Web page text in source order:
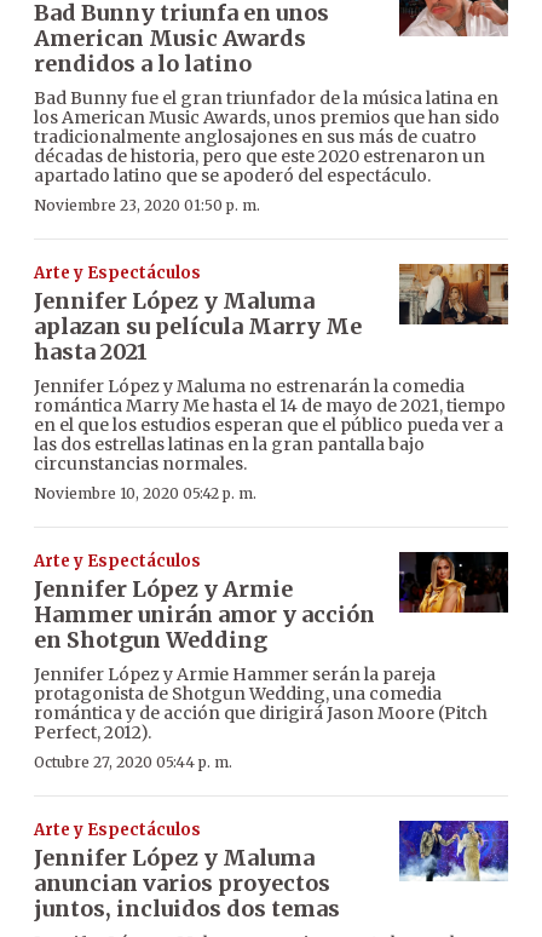
Bad Bunny triunfa en unos
American Music Awards
rendidos a lo latino
Bad Bunny fue el gran triunfador de la música latina en
los American Music Awards, unos premios que han sido
tradicionalmente anglosajones en sus más de cuatro
décadas de historia, pero que este 2020 estrenaron un
apartado latino que se apoderó del espectáculo.
Noviembre 23, 2020 01:50 p. m.
Arte y Espectáculos
Jennifer López y Maluma
aplazan su película Marry Me
hasta 2021
Jennifer López y Maluma no estrenarán la comedia
romántica Marry Me hasta el 14 de mayo de 2021, tiempo
en el que los estudios esperan que el público pueda ver a
las dos estrellas latinas en la gran pantalla bajo
circunstancias normales.
Noviembre 10, 2020 05:42 p. m.
Arte y Espectáculos
Jennifer López y Armie
Hammer unirán amor y acción
en Shotgun Wedding
Jennifer López y Armie Hammer serán la pareja
protagonista de Shotgun Wedding, una comedia
romántica y de acción que dirigirá Jason Moore (Pitch
Perfect, 2012).
Octubre 27, 2020 05:44 p. m.
Arte y Espectáculos
Jennifer López y Maluma
anuncian varios proyectos
juntos, incluidos dos temas